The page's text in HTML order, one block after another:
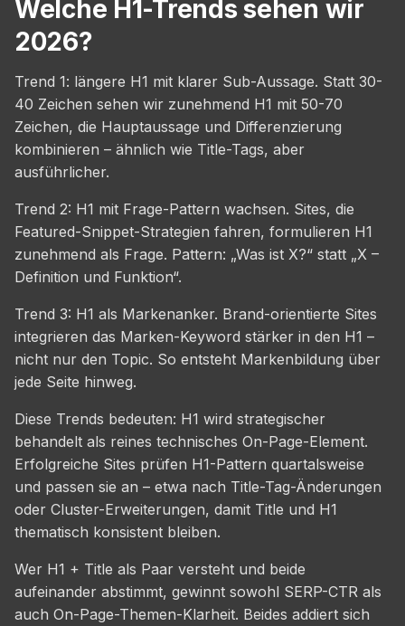
Welche H1-Trends sehen wir
2026?
Trend 1: längere H1 mit klarer Sub-Aussage. Statt 30-
40 Zeichen sehen wir zunehmend H1 mit 50-70
Zeichen, die Hauptaussage und Differenzierung
kombinieren – ähnlich wie Title-Tags, aber
ausführlicher.
Trend 2: H1 mit Frage-Pattern wachsen. Sites, die
Featured-Snippet-Strategien fahren, formulieren H1
zunehmend als Frage. Pattern: „Was ist X?“ statt „X –
Definition und Funktion“.
Trend 3: H1 als Markenanker. Brand-orientierte Sites
integrieren das Marken-Keyword stärker in den H1 –
nicht nur den Topic. So entsteht Markenbildung über
jede Seite hinweg.
Diese Trends bedeuten: H1 wird strategischer
behandelt als reines technisches On-Page-Element.
Erfolgreiche Sites prüfen H1-Pattern quartalsweise
und passen sie an – etwa nach Title-Tag-Änderungen
oder Cluster-Erweiterungen, damit Title und H1
thematisch konsistent bleiben.
Wer H1 + Title als Paar versteht und beide
aufeinander abstimmt, gewinnt sowohl SERP-CTR als
auch On-Page-Themen-Klarheit. Beides addiert sich